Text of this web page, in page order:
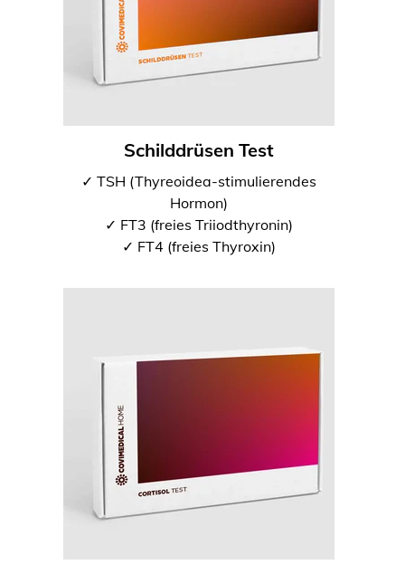
Schilddrüsen Test
✓ TSH (Thyreoidea-stimulierendes
Hormon)
✓ FT3 (freies Triiodthyronin)
✓ FT4 (freies Thyroxin)